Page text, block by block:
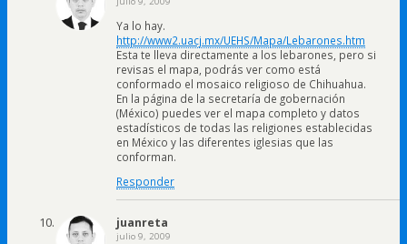
Ya lo hay.
http://www2.uacj.mx/UEHS/Mapa/Lebarones.htm
Esta te lleva directamente a los lebarones, pero si
revisas el mapa, podrás ver como está
conformado el mosaico religioso de Chihuahua.
En la página de la secretaría de gobernación
(México) puedes ver el mapa completo y datos
estadísticos de todas las religiones establecidas
en México y las diferentes iglesias que las
conforman.
Responder
juanreta
julio 9, 2009